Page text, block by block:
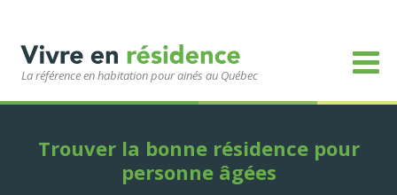
La référence en habitation pour ainés au Québec
Trouver la bonne résidence pour
personne âgées